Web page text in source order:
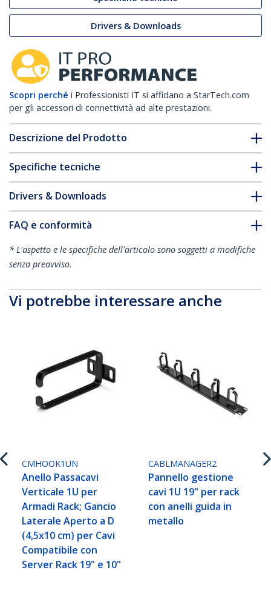
Drivers & Downloads
Scopri perché i Professionisti IT si affidano a StarTech.com
per gli accessori di connettività ad alte prestazioni.
Descrizione del Prodotto
Specifiche tecniche
Drivers & Downloads
FAQ e conformità
* L'aspetto e le specifiche dell'articolo sono soggetti a modifiche
senza preavviso.
Vi potrebbe interessare anche
CMHOOK1UN
Anello Passacavi
Verticale 1U per
Armadi Rack; Gancio
Laterale Aperto a D
(4,5x10 cm) per Cavi
Compatibile con
Server Rack 19" e 10"
CABLMANAGER2
Pannello gestione
cavi 1U 19" per rack
con anelli guida in
metallo